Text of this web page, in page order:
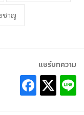
ชาญ
แชร์บทความ